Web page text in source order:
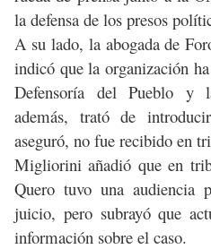
la defensa de los presos
A su lado, la abogada de
indicó que la organización
Defensoría del Pueblo y
además, trató de
aseguró, no fue recibido en
Migliorini añadió que en
Quero tuvo una audiencia
juicio, pero subrayó que
información sobre el caso.